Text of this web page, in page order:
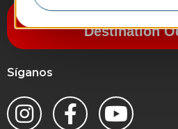
Suscríbase al
Destination
Síganos